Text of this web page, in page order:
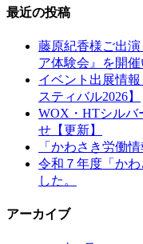
最近の投稿
藤原紀香様ご出
ア体験会』を開催
イベント出展情
スティバル2026】
WOX・HTシルバ
せ【更新】
「かわさき労働
令和７年度「か
した。
アーカイブ